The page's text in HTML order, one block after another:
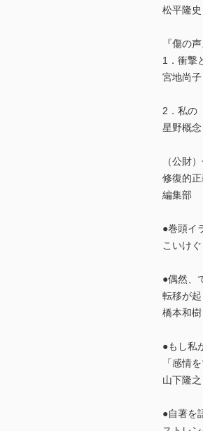
松平隆史
『傷の
1．衝撃
宮地尚子
2．私の
星野概念
（公財
修復的
編集部
●巻頭イ
こいけ
●偶然、
転移が
橋本和樹
●もし私
「感情
山下隆之
●自著を